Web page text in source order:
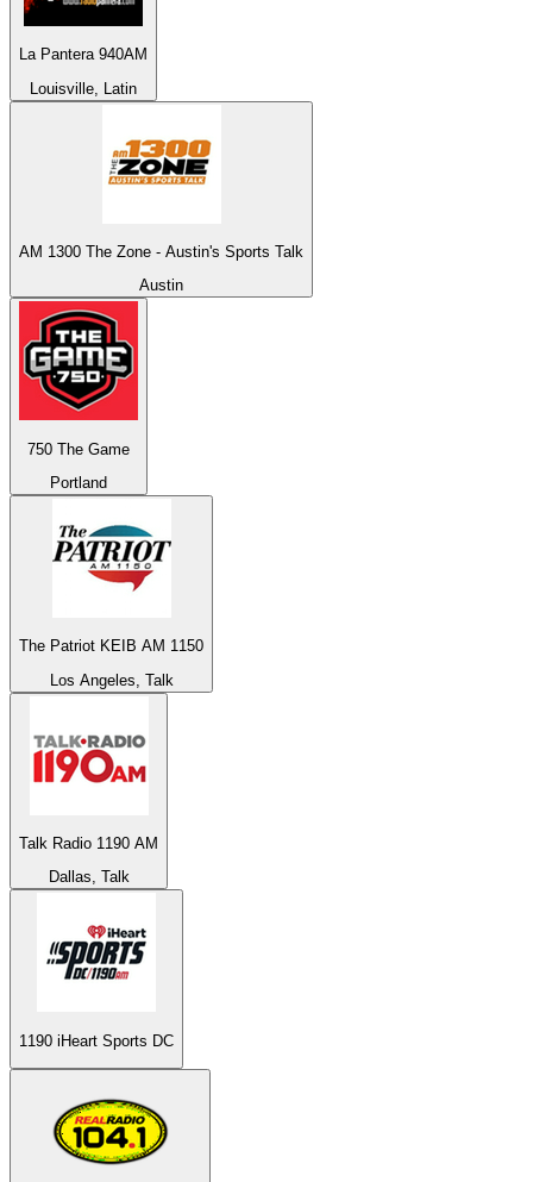
La Pantera 940AM
Louisville, Latin
AM 1300 The Zone - Austin's Sports Talk
Austin
750 The Game
Portland
The Patriot KEIB AM 1150
Los Angeles, Talk
Talk Radio 1190 AM
Dallas, Talk
1190 iHeart Sports DC